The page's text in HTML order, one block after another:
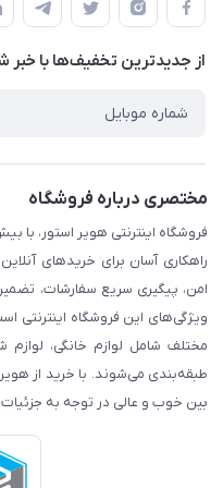
لیست محصولات
درباره ما
قوانین و مقرارت
حریم خصوصی
راهنما
از جدید‌ترین تخفیف‌ها با‌ خبر
مختصری درباره فروشگاه
فروشگاه اینترنتی هویر استور، با
راهکاری آسان برای خریدهای
امن، پیگیری سریع سفارشات،
ویژگی‌های این فروشگاه اینترنتی
مختلف شامل لوازم خانگی،
طبقه‌بندی می‌شوند. با خرید از
بین خوب و عالی در توجه به